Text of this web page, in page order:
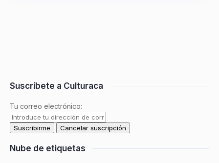
Suscríbete a Culturaca
Tu correo electrónico:
Nube de etiquetas